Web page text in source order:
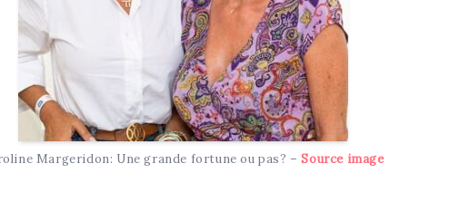
Margeridon: Une grande fortune ou pas? –Source image